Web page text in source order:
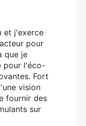
et j'exerce
pour
que je
pour l'éco-
Fort
vision
fournir des
sur